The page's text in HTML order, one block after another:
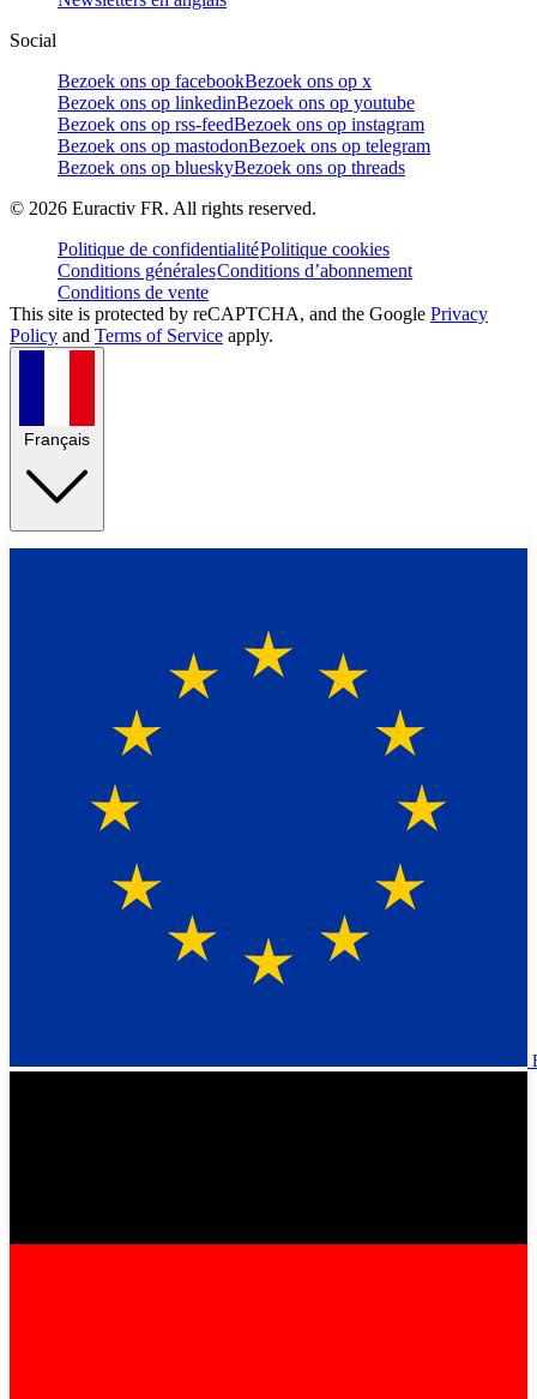
Social
Bezoek ons op facebookBezoek ons op x
Bezoek ons op linkedinBezoek ons op youtube
Bezoek ons op rss-feedBezoek ons op instagram
Bezoek ons op mastodonBezoek ons op telegram
Bezoek ons op blueskyBezoek ons op threads
© 2026 Euractiv FR. All rights reserved.
Politique de confidentialitéPolitique cookies
Conditions généralesConditions d’abonnement
Conditions de vente
This site is protected by reCAPTCHA, and the Google Privacy
Policy and Terms of Service apply.
Français